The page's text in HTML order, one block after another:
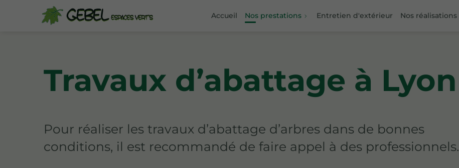
Accueil Nos prestations Entretien d'extérieur Nos réalisations
Travaux d’abattage à Lyon
Pour réaliser les travaux d’abattage d’arbres dans de bonnes
conditions, il est recommandé de faire appel à des professionnels.